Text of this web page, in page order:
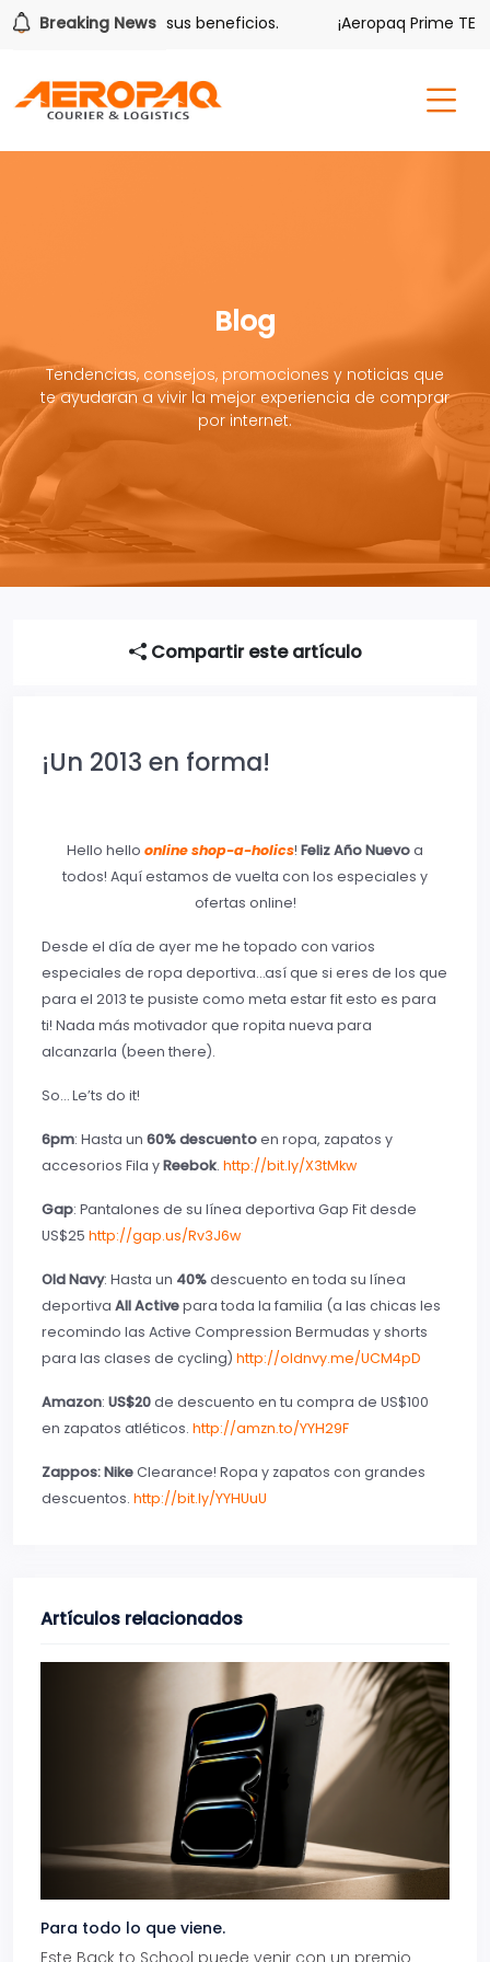
Breaking News
también tiene sus beneficios. ¡Aeropaq Prime TE DA
Blog
Tendencias, consejos, promociones y noticias que
te ayudaran a vivir la mejor experiencia de comprar
por internet.
Compartir este artículo
¡Un 2013 en forma!
Hello hello online shop-a-holics! Feliz Año Nuevoa
todos! Aquí estamos de vuelta con los especiales y
ofertas online!
Desde el día de ayer me he topado con varios
especiales de ropa deportiva…así que si eres de los que
para el 2013 te pusiste como meta estar fit esto es para
ti! Nada más motivador que ropita nueva para
alcanzarla (been there).
So… Le’ts do it!
6pm: Hasta un 60% descuentoen ropa, zapatos y
accesorios Fila yReebok. http://bit.ly/X3tMkw
Gap: Pantalones de su línea deportiva Gap Fit desde
US$25 http://gap.us/Rv3J6w
Old Navy: Hasta un 40%descuento en toda su línea
deportiva All Activepara toda la familia (a las chicas les
recomindo las Active Compression Bermudas y shorts
para las clases de cycling) http://oldnvy.me/UCM4pD
Amazon: US$20de descuento en tu compra de US$100
en zapatos atléticos. http://amzn.to/YYH29F
Zappos: NikeClearance! Ropa y zapatos con grandes
descuentos. http://bit.ly/YYHUuU
Artículos relacionados
Para todo lo que viene.
Este Back to School puede venir con un premio